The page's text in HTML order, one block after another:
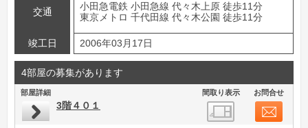
交通
小田急電鉄 小田急線 代々木上原 徒歩11分
東京メトロ 千代田線 代々木公園 徒歩11分
竣工日 2006年03月17日
4部屋の募集があります
部屋詳細 間取り表示 お問合せ
3階４０１